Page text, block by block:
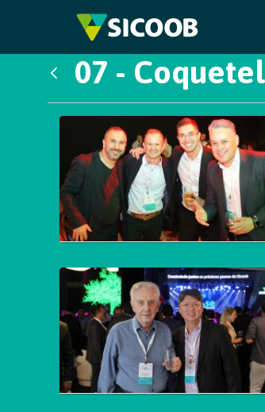
Pular para o Conteúdo principal
07 - Coquetel
Galeria de Mídias